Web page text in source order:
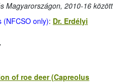
Magyarországon, 2010-16 között
(NFCSO only): Dr. Erdélyi
of roe deer (Capreolus